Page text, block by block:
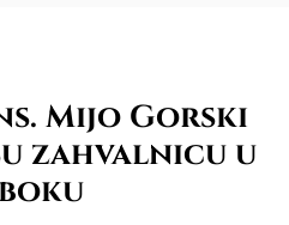
Mijo Gorski
zahvalnicu u